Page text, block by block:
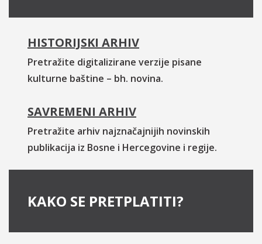
HISTORIJSKI ARHIV
Pretražite digitalizirane verzije pisane
kulturne baštine – bh. novina.
SAVREMENI ARHIV
Pretražite arhiv najznačajnijih novinskih
publikacija iz Bosne i Hercegovine i regije.
KAKO SE PRETPLATITI?